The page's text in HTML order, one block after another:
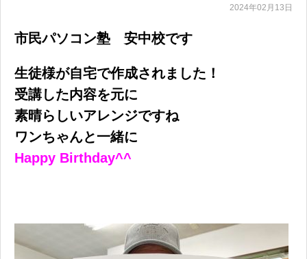
2024年02月13日
市民パソコン塾 安中校です
生徒様が自宅で作成されました！
受講した内容を元に
素晴らしいアレンジですね
ワンちゃんと一緒に
Happy Birthday^^